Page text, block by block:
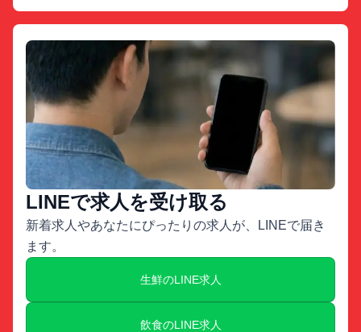
LINEで求人を受け取る
新着求人やあなたにぴったりの求人が、LINEで届き
ます。
生鮮のLINE求人
飲食のLINE求人